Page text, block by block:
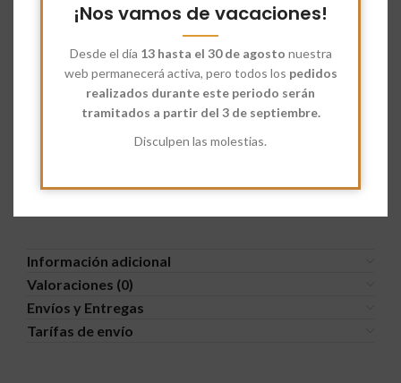
¡Nos vamos de vacaciones!
Desde el día 13 hasta el 30 de agosto nuestra
web permanecerá activa, pero todos los pedidos
realizados durante este periodo serán
tramitados a partir del 3 de septiembre.
Disculpen las molestias.
Harina Ecológica
Descripción
Información adicional
Valoraciones (0)
Envíos y Entregas
Tarífas de envío